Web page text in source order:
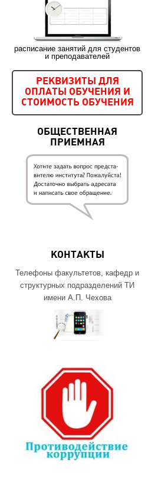
расписание занятий для студентов
и преподавателей
РЕКВИЗИТЫ ДЛЯ
ОПЛАТЫ ОБУЧЕНИЯ И
СТОИМОСТЬ ОБУЧЕНИЯ
ОБЩЕСТВЕННАЯ
ПРИЕМНАЯ
КОНТАКТЫ
Телефоны факультетов, кафедр и
структурных подразделений ТИ
имени А.П. Чехова